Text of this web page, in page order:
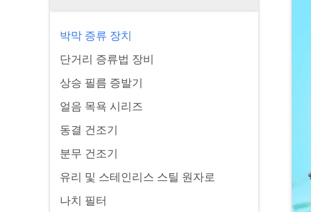
박막 증류 장치
단거리 증류법 장비
상승 필름 증발기
얼음 목욕 시리즈
동결 건조기
분무 건조기
유리 및 스테인리스 스틸 원자로
나치 필터